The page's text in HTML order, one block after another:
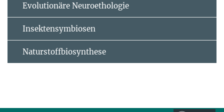
Evolutionäre Neuroethologie
Insektensymbiosen
Naturstoffbiosynthese